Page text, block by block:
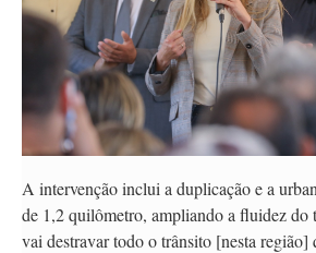
A intervenção inclui a duplicação e a
de 1,2 quilômetro, ampliando a fluidez do
vai destravar todo o trânsito [nesta região]